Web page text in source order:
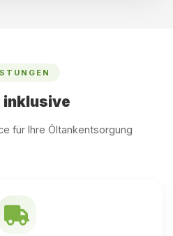
inklusive
für Ihre Öltankentsorgung